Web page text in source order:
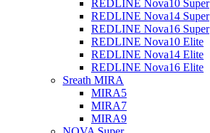
REDLINE Nova10 Super
REDLINE Nova14 Super
REDLINE Nova16 Super
REDLINE Nova10 Elite
REDLINE Nova14 Elite
REDLINE Nova16 Elite
Sreath MIRA
MIRA5
MIRA7
MIRA9